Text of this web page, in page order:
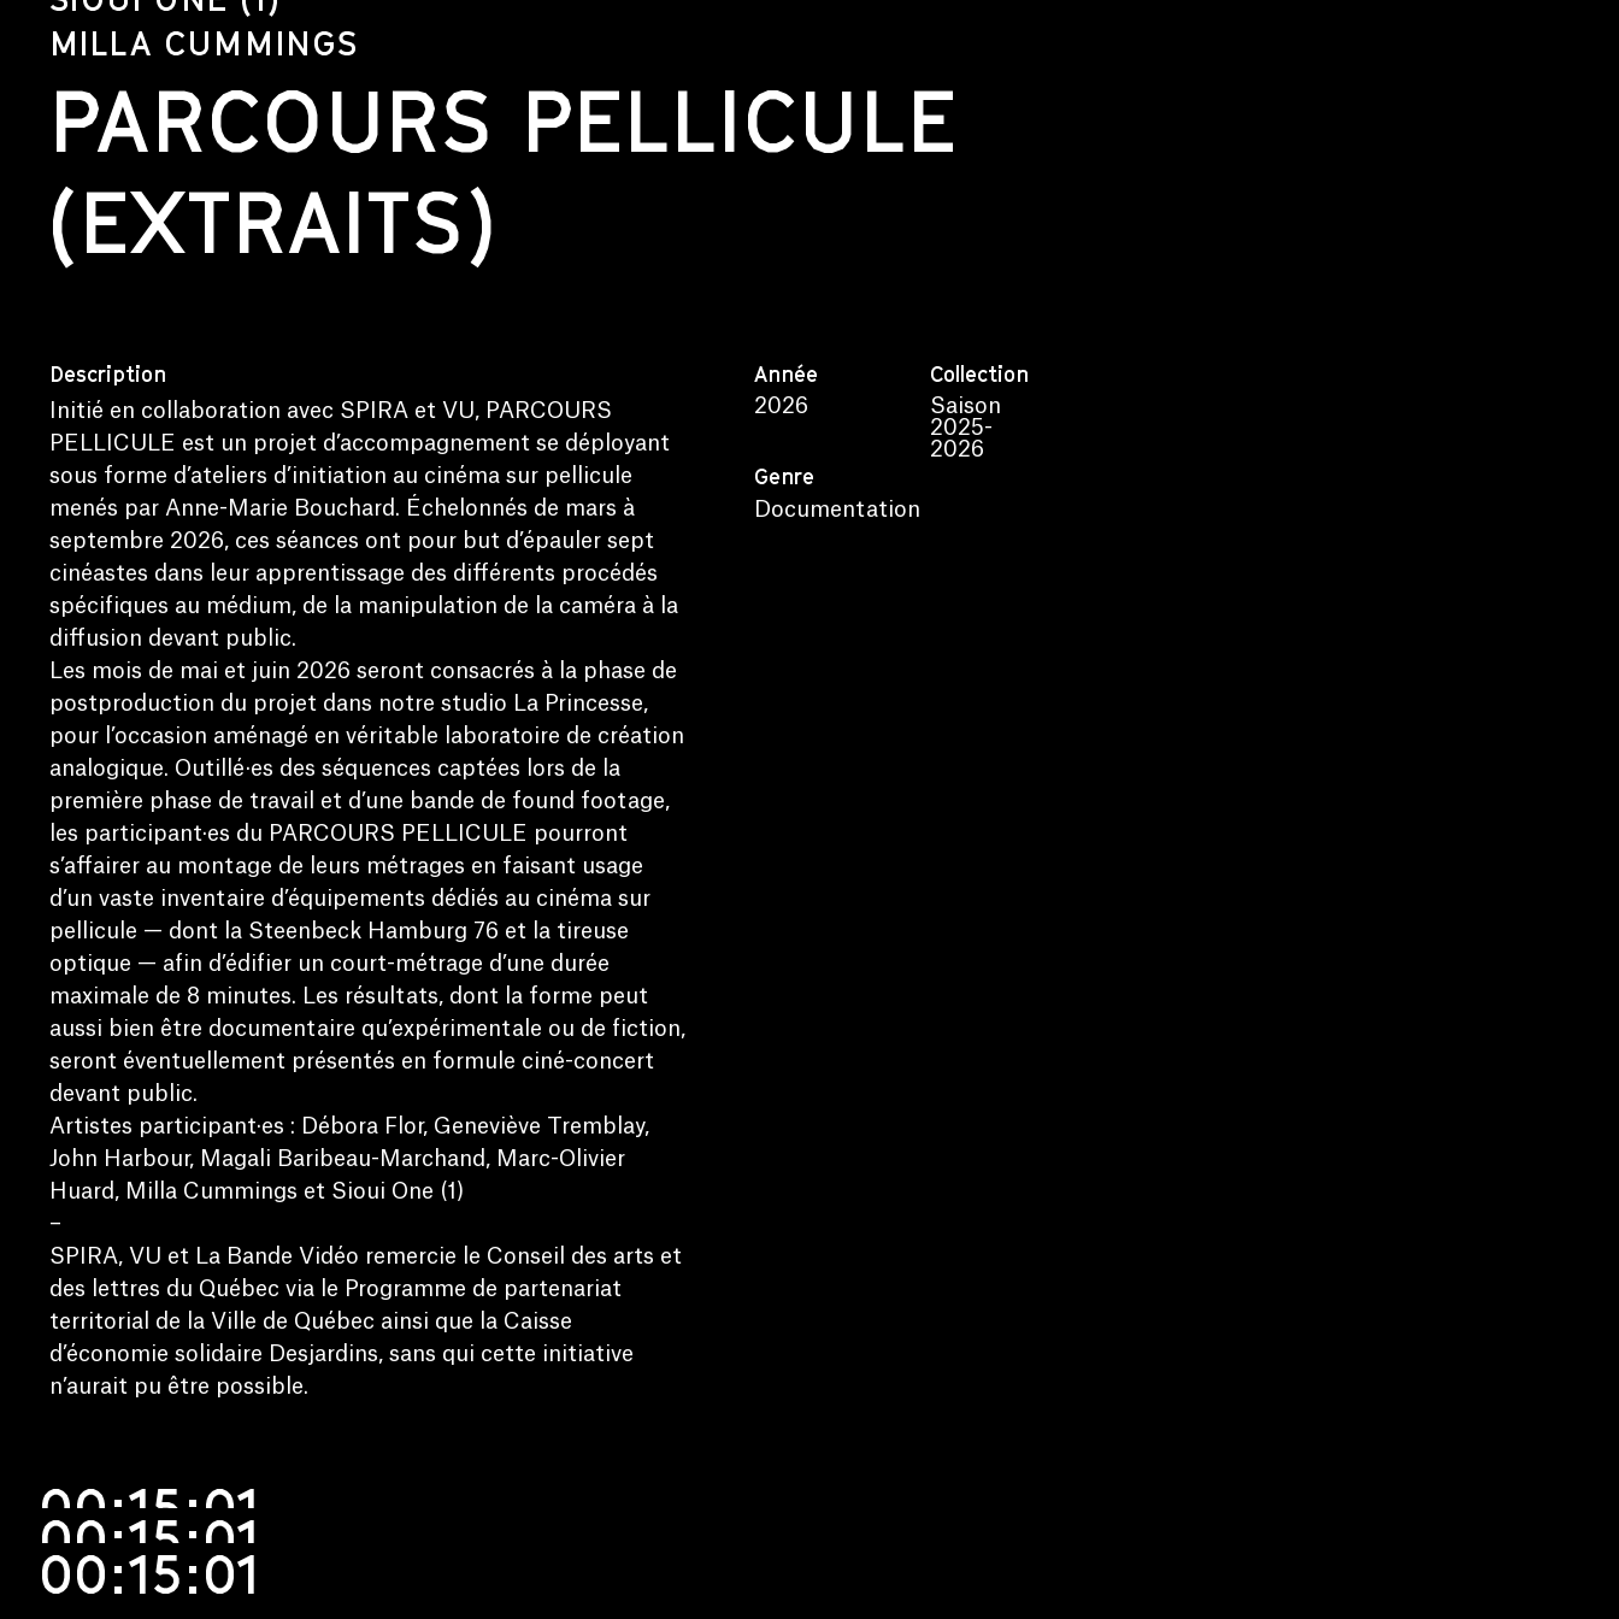
MILLA CUMMINGS
PARCOURS PELLICULE
(EXTRAITS)
Description
Initié en collaboration avec SPIRA et VU, PARCOURS
PELLICULE est un projet d’accompagnement se déployant
sous forme d’ateliers d’initiation au cinéma sur pellicule
menés par Anne-Marie Bouchard. Échelonnés de mars à
septembre 2026, ces séances ont pour but d’épauler sept
cinéastes dans leur apprentissage des différents procédés
spécifiques au médium, de la manipulation de la caméra à la
diffusion devant public.
Les mois de mai et juin 2026 seront consacrés à la phase de
postproduction du projet dans notre studio La Princesse,
pour l’occasion aménagé en véritable laboratoire de création
analogique. Outillé·es des séquences captées lors de la
première phase de travail et d’une bande de found footage,
les participant·es du PARCOURS PELLICULE pourront
s’affairer au montage de leurs métrages en faisant usage
d’un vaste inventaire d’équipements dédiés au cinéma sur
pellicule — dont la Steenbeck Hamburg 76 et la tireuse
optique — afin d’édifier un court-métrage d’une durée
maximale de 8 minutes. Les résultats, dont la forme peut
aussi bien être documentaire qu’expérimentale ou de fiction,
seront éventuellement présentés en formule ciné-concert
devant public.
Artistes participant·es : Débora Flor, Geneviève Tremblay,
John Harbour, Magali Baribeau-Marchand, Marc-Olivier
Huard, Milla Cummings et Sioui One (1)
–
SPIRA, VU et La Bande Vidéo remercie le Conseil des arts et
des lettres du Québec via le Programme de partenariat
territorial de la Ville de Québec ainsi que la Caisse
d’économie solidaire Desjardins, sans qui cette initiative
n’aurait pu être possible.
Année
2026
Genre
Documentation
Collection
Saison
2025-
2026
00:15:01
00:15:01
00:15:01